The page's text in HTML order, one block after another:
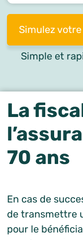
Simulez
Simple et
La
70 ans
En cas de
de transmettre
pour le